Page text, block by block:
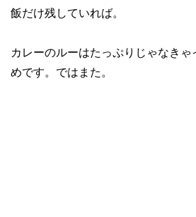
飯だけ残していれば。
カレーのルーはたっぷりじゃなき
めです。ではまた。